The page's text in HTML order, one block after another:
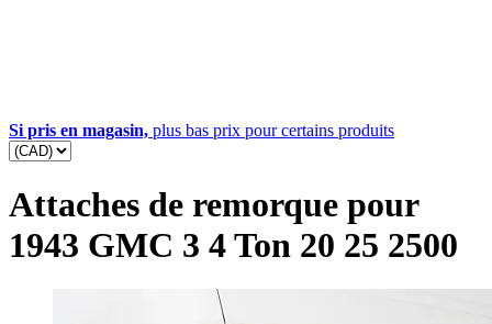
Si pris en magasin, plus bas prix pour certains produits
Attaches de remorque pour
1943 GMC 3 4 Ton 20 25 2500